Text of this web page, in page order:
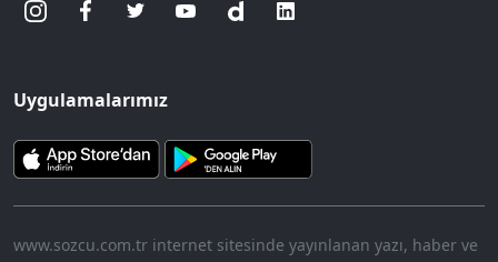
Uygulamalarımız
www.sozcu.com.tr internet sitesinde yayınlanan yazı, haber ve